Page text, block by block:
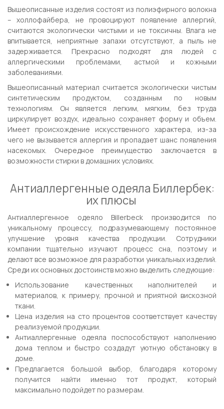
Вышеописанные изделия состоят из полиэфирного волокна
– холлофайбера, не провоцируют появление аллергий,
считаются экологически чистыми и не токсичны. Влага не
впитывается, неприятные запахи отсутствуют, а пыль не
задерживается. Прекрасно подходят для людей с
аллергическими проблемами, астмой и кожными
заболеваниями.
Вышеописанный материал считается экологически чистым
синтетическим продуктом, созданным по новым
технологиям. Он является легким, мягким, без труда
циркулирует воздух, идеально сохраняет форму и объем.
Имеет происхождение искусственного характера, из-за
чего не вызывается аллергия и пропадает шанс появления
насекомых. Очередное преимущество заключается в
возможности стирки в домашних условиях.
Антиаллергенные одеяла Биллербек:
их плюсы
Антиаллергенное одеяло Billerbeck производится по
уникальному процессу, подразумевающему постоянное
улучшение уровня качества продукции. Сотрудники
компании тщательно изучают процесс сна, поэтому и
делают все возможное для разработки уникальных изделий.
Среди их основных достоинств можно выделить следующие:
Использование качественных наполнителей и
материалов, к примеру, прочной и приятной вискозной
ткани.
Цена изделия на сто процентов соответствует качеству
реализуемой продукции.
Антиаллергенные одеяла поспособствуют наполнению
дома теплом и быстро создадут уютную обстановку в
доме.
Предлагается большой выбор, благодаря которому
получится найти именно тот продукт, который
максимально подойдет по размерам.